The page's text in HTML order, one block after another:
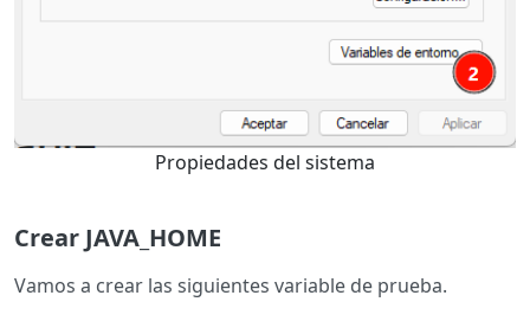
Propiedades del sistema
Crear JAVA_HOME
Vamos a crear las siguientes variable de prueba.